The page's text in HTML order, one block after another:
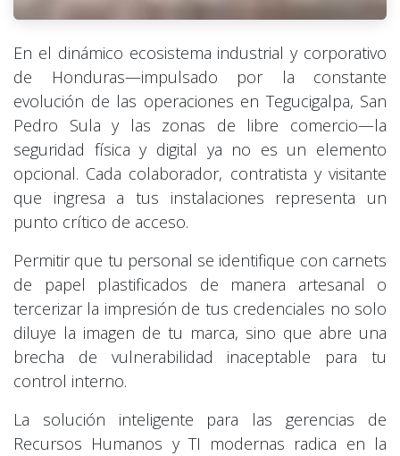
En el dinámico ecosistema industrial y corporativo
de Honduras—impulsado por la constante
evolución de las operaciones en Tegucigalpa, San
Pedro Sula y las zonas de libre comercio—la
seguridad física y digital ya no es un elemento
opcional. Cada colaborador, contratista y visitante
que ingresa a tus instalaciones representa un
punto crítico de acceso.
Permitir que tu personal se identifique con carnets
de papel plastificados de manera artesanal o
tercerizar la impresión de tus credenciales no solo
diluye la imagen de tu marca, sino que abre una
brecha de vulnerabilidad inaceptable para tu
control interno.
La solución inteligente para las gerencias de
Recursos Humanos y TI modernas radica en la